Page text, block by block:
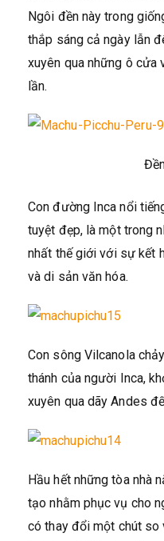
Ngôi đền này trong
thắp sáng cả ngày lẫn
xuyên qua những ô
lần.
Con đường Inca nổi
tuyệt đẹp, là một trong
nhất thế giới với sự kết
và di sản văn hóa.
Con sông Vilcanola
thánh của người Inca,
xuyên qua dãy Andes
Hầu hết những tòa nhà
tạo nhằm phục vụ cho
có thay đổi một chút so